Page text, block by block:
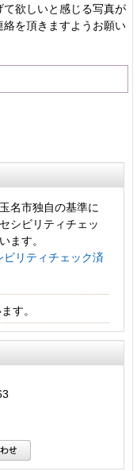
欲しいと感じる写真が
を頂きますようお願い
名市独自の基準に
シビリティチェッ
ます。
ビリティチェック済
す。